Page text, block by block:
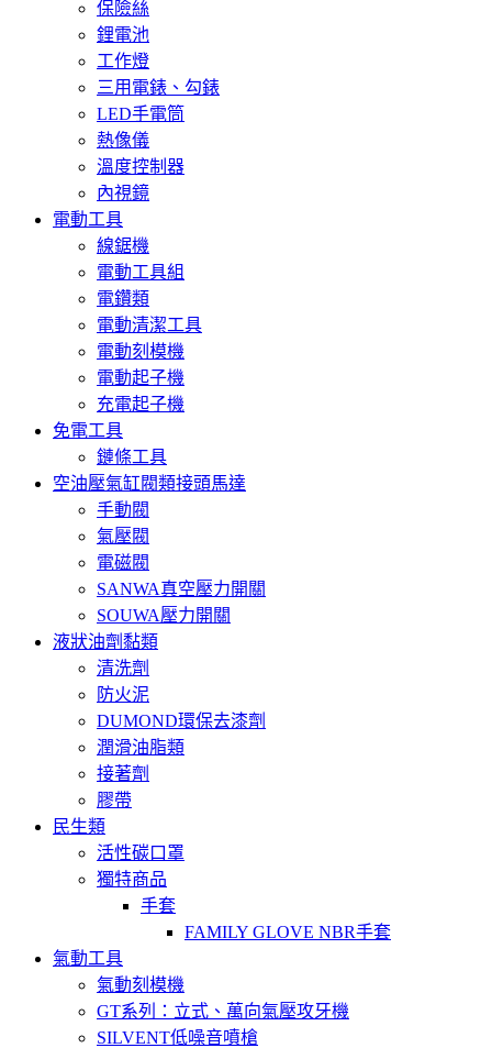
保險絲
鋰電池
工作燈
三用電錶、勾錶
LED手電筒
熱像儀
溫度控制器
內視鏡
電動工具
線鋸機
電動工具組
電鑽類
電動清潔工具
電動刻模機
電動起子機
充電起子機
免電工具
鏈條工具
空油壓氣缸閥類接頭馬達
手動閥
氣壓閥
電磁閥
SANWA真空壓力開關
SOUWA壓力開關
液狀油劑黏類
清洗劑
防火泥
DUMOND環保去漆劑
潤滑油脂類
接著劑
膠帶
民生類
活性碳口罩
獨特商品
手套
FAMILY GLOVE NBR手套
氣動工具
氣動刻模機
GT系列：立式、萬向氣壓攻牙機
SILVENT低噪音噴槍